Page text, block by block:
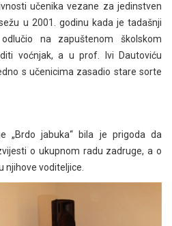
učenika vezane za jedinstven
u 2001. godinu kada je tadašnji
na zapuštenom školskom
voćnjak, a u prof. Ivi Dautoviću
s učenicima zasadio stare sorte
„Brdo jabuka“ bila je prigoda da
o ukupnom radu zadruge, a o
njihove voditeljice.